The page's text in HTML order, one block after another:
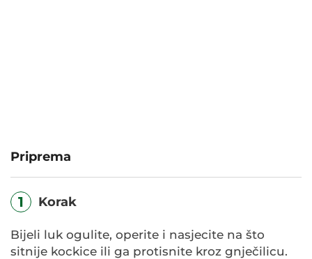
Priprema
1 Korak
Bijeli luk ogulite, operite i nasjecite na što
sitnije kockice ili ga protisnite kroz gnječilicu.